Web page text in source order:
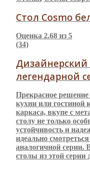
Стол Cosmo
Оценка 2.68 из 5
(34)
Дизайнерский
легендарной
Прекрасное
кухни или гостиной
каркаса, вкупе с
столу не только
устойчивость и
идеально
аналогичной серии.
столы из этой